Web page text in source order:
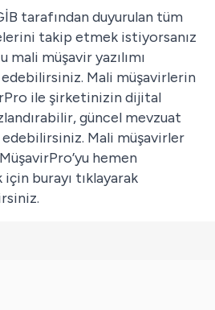
tarafından duyurulan tüm
takip etmek istiyorsanız
mali müşavir yazılımı
Mali müşavirlerin
ile şirketinizin dijital
güncel mevzuat
Mali müşavirler
hemen
için burayı tıklayarak